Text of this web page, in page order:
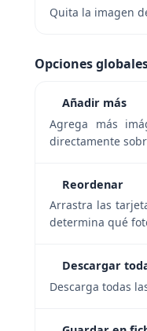
Quita la imagen
Opciones
Añadir más
Agrega más
directamente
Reordenar
Arrastra las
determina qué
Descargar
Descarga todas